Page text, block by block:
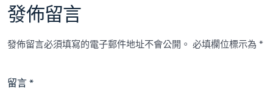
發佈留言
發佈留言必須填寫的電子郵件地址不會公開。 必填欄位標示為*
留言*